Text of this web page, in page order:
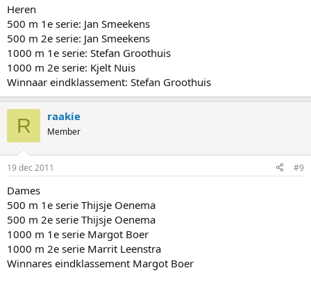
Heren
500 m 1e serie: Jan Smeekens
500 m 2e serie: Jan Smeekens
1000 m 1e serie: Stefan Groothuis
1000 m 2e serie: Kjelt Nuis
Winnaar eindklassement: Stefan Groothuis
R raakie
Member
19 dec 2011 #9
Dames
500 m 1e serie Thijsje Oenema
500 m 2e serie Thijsje Oenema
1000 m 1e serie Margot Boer
1000 m 2e serie Marrit Leenstra
Winnares eindklassement Margot Boer